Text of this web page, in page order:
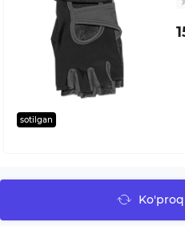
sotilgan